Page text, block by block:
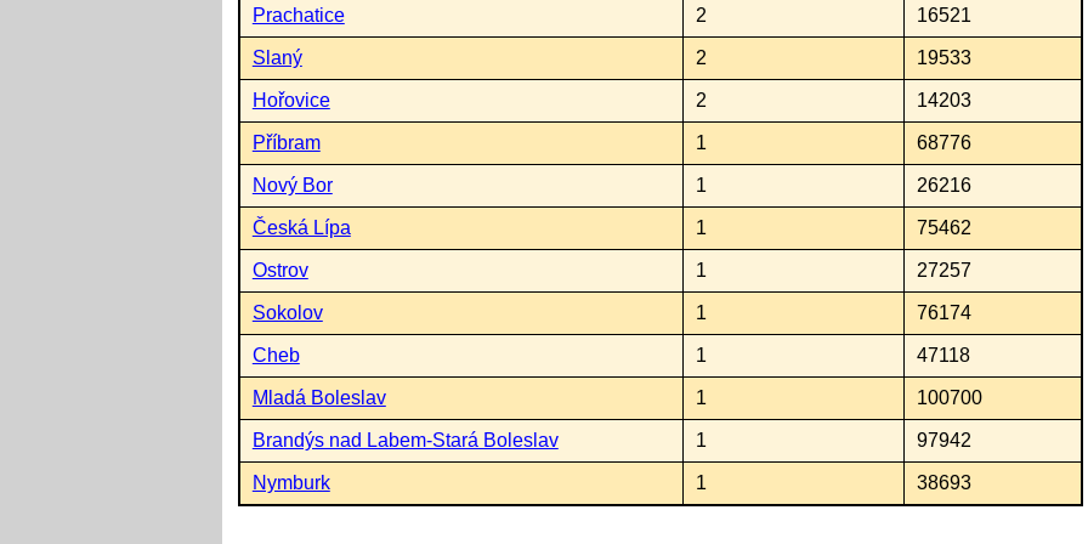
Prachatice 2 16521
Slaný 2 19533
Hořovice 2 14203
Příbram 1 68776
Nový Bor 1 26216
Česká Lípa 1 75462
Ostrov 1 27257
Sokolov 1 76174
Cheb 1 47118
Mladá Boleslav 1 100700
Brandýs nad Labem-Stará Boleslav 1 97942
Nymburk 1 38693